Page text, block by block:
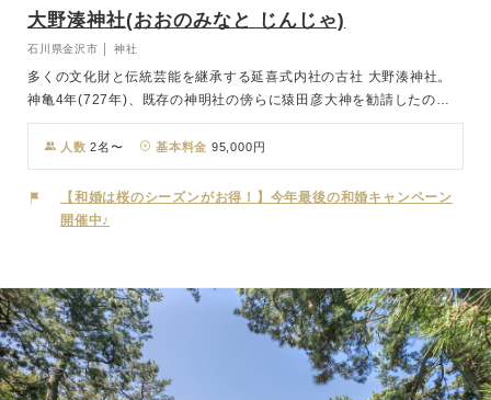
大野湊神社(おおのみなと じんじゃ)
石川県金沢市 │ 神社
多くの文化財と伝統芸能を継承する延喜式内社の古社 大野湊神社。
神亀4年(727年)、既存の神明社の傍らに猿田彦大神を勧請したのが
始まりとされ、海と湊を守護し、交通安全、厄除け等の神様として篤
い信仰を集めています。猿田彦大神は「道案内の神」や「みちひらき
の神」と称せられ、その御神徳から「みちびきの神」とも言われてお
り、終生おふたりを見守り良い方向へとお導きくださるでしょう。本
殿三棟は石川県指定文化財(建造物)にも指定されており、大変貴重な
人数 2名〜 基本料金 95,000円
【和婚は桜のシーズンがお得！】今年最後の和婚キャンペーン
開催中♪